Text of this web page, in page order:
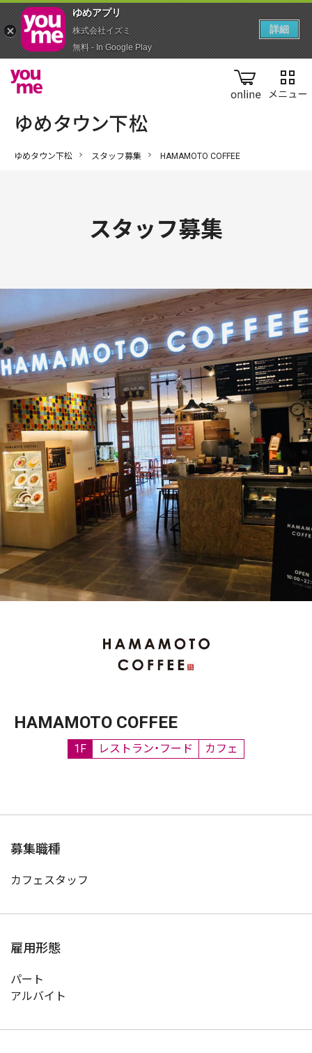
online
ゆめタウン下松 スタッフ募集 HAMAMOTO COFFEE
スタッフ募集
HAMAMOTO COFFEE
1F レストラン・フード カフェ
募集職種
カフェスタッフ
雇用形態
パート
アルバイト
ゆめアプ‪リ‬
株式会社イズミ
無料 - In Google Play
詳細